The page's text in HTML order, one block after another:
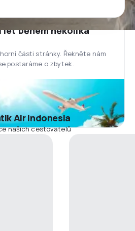
let během několika
části stránky. Řekněte nám
postaráme o zbytek.
Air Indonesia
našich cestovatelů